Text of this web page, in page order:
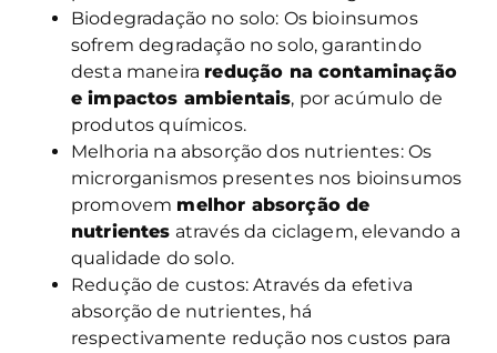
Biodegradação no solo: Os bioinsumos
sofrem degradação no solo, garantindo
desta maneira redução na contaminação
e impactos ambientais, por acúmulo de
produtos químicos.
Melhoria na absorção dos nutrientes: Os
microrganismos presentes nos bioinsumos
promovem melhor absorção de
nutrientes através da ciclagem, elevando a
qualidade do solo.
Redução de custos: Através da efetiva
absorção de nutrientes, há
respectivamente redução nos custos para